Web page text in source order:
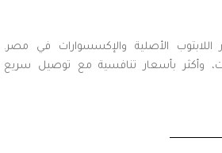
الأصلية والإكسسوارات في مصر.
وأكثر بأسعار تنافسية مع توصيل سريع